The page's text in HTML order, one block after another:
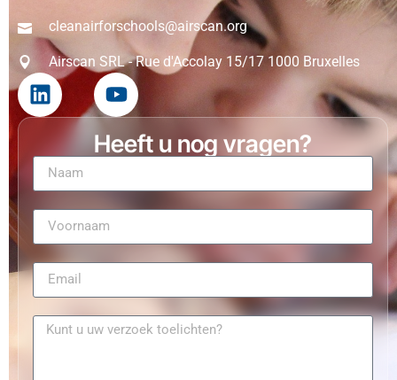
cleanairforschools@airscan.org
Airscan SRL - Rue d'Accolay 15/17 1000 Bruxelles
Heeft u nog vragen?